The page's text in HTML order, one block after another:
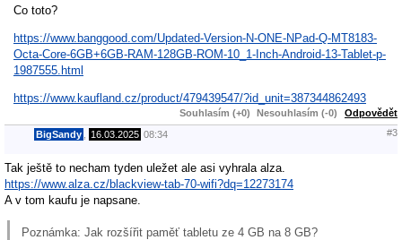
Co toto?
https://www.banggood.com/Updated-Version-N-ONE-NPad-Q-MT8183-
Octa-Core-6GB+6GB-RAM-128GB-ROM-10_1-Inch-Android-13-Tablet-p-
1987555.html
https://www.kaufland.cz/product/479439547/?id_unit=387344862493
Souhlasím (+0) Nesouhlasím (-0) Odpovědět
BigSandy 16.03.2025 08:34 #3
Tak ještě to necham tyden uležet ale asi vyhrala alza.
https://www.alza.cz/blackview-tab-70-wifi?dq=12273174
A v tom kaufu je napsane.
Poznámka: Jak rozšířit paměť tabletu ze 4 GB na 8 GB?